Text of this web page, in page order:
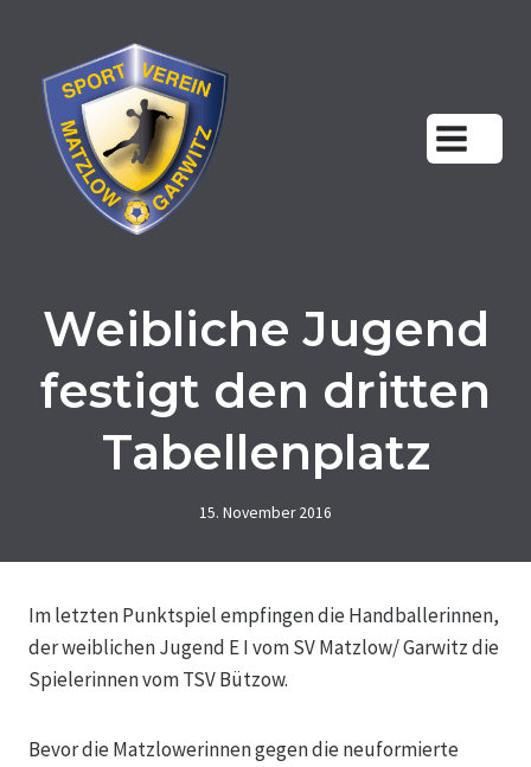
springen
Weibliche Jugend
festigt den dritten
Tabellenplatz
15. November 2016
Im letzten Punktspiel empfingen die Handballerinnen,
der weiblichen Jugend E I vom SV Matzlow/ Garwitz die
Spielerinnen vom TSV Bützow.
Bevor die Matzlowerinnen gegen die neuformierte